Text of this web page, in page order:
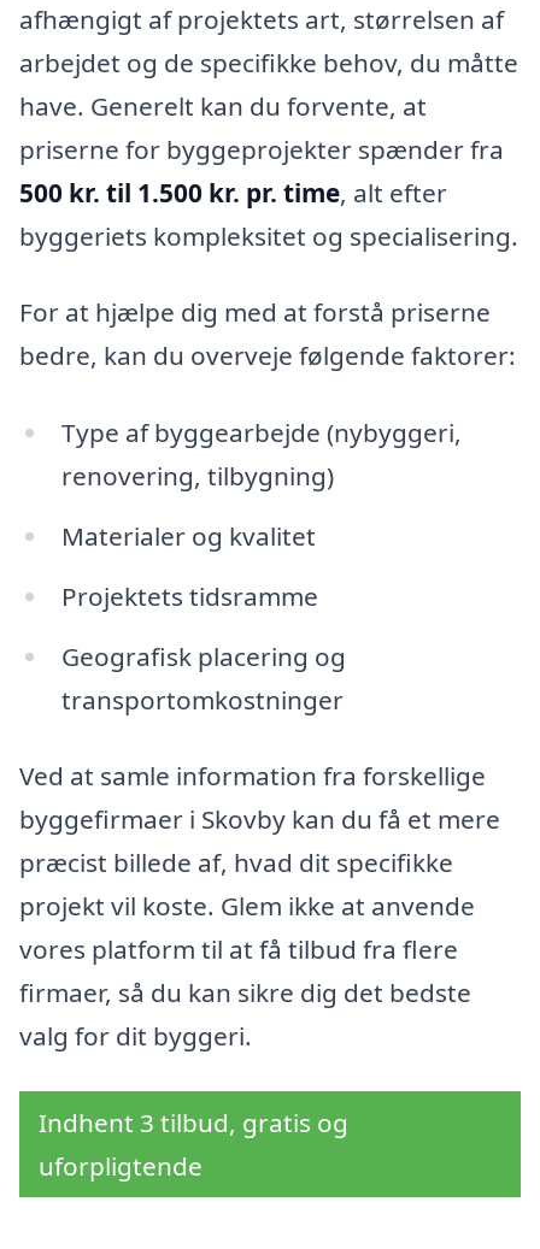
afhængigt af projektets art, størrelsen af
arbejdet og de specifikke behov, du måtte
have. Generelt kan du forvente, at
priserne for byggeprojekter spænder fra
500 kr. til 1.500 kr. pr. time, alt efter
byggeriets kompleksitet og specialisering.
For at hjælpe dig med at forstå priserne
bedre, kan du overveje følgende faktorer:
Type af byggearbejde (nybyggeri,
renovering, tilbygning)
Materialer og kvalitet
Projektets tidsramme
Geografisk placering og
transportomkostninger
Ved at samle information fra forskellige
byggefirmaer i Skovby kan du få et mere
præcist billede af, hvad dit specifikke
projekt vil koste. Glem ikke at anvende
vores platform til at få tilbud fra flere
firmaer, så du kan sikre dig det bedste
valg for dit byggeri.
Indhent 3 tilbud, gratis og
uforpligtende